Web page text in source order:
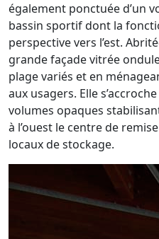
également ponctuée d’un
bassin sportif dont la
perspective vers l’est.
grande façade vitrée
plage variés et en
aux usagers. Elle
volumes opaques
à l’ouest le centre de
locaux de stockage.